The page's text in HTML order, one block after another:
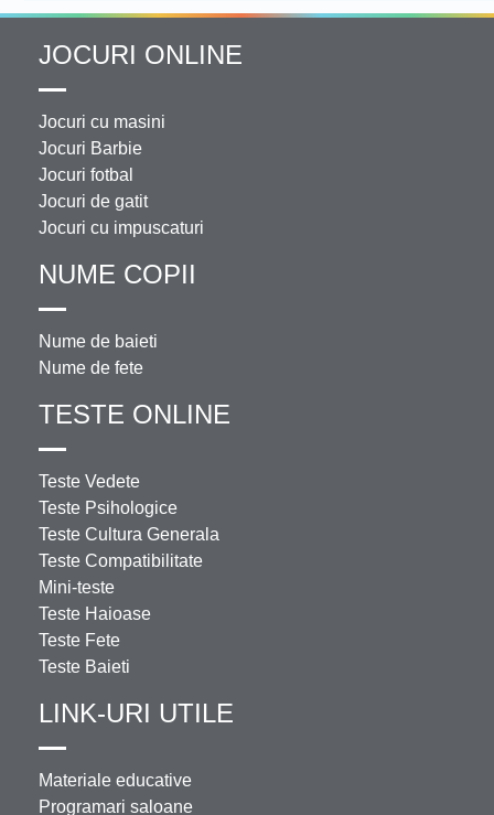
JOCURI ONLINE
Jocuri cu masini
Jocuri Barbie
Jocuri fotbal
Jocuri de gatit
Jocuri cu impuscaturi
NUME COPII
Nume de baieti
Nume de fete
TESTE ONLINE
Teste Vedete
Teste Psihologice
Teste Cultura Generala
Teste Compatibilitate
Mini-teste
Teste Haioase
Teste Fete
Teste Baieti
LINK-URI UTILE
Materiale educative
Programari saloane